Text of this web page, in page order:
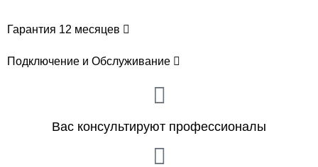
Гарантия 12 месяцев
Подключение и Обслуживание
Вас консультируют профессионалы